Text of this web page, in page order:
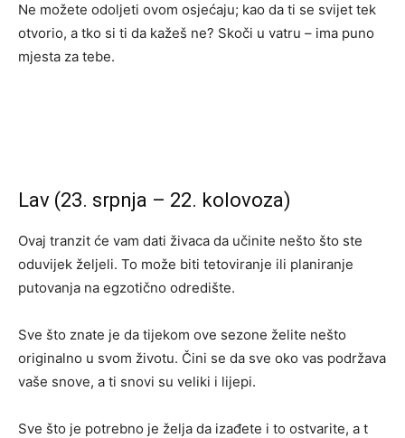
Ne možete odoljeti ovom osjećaju; kao da ti se svijet tek
otvorio, a tko si ti da kažeš ne? Skoči u vatru – ima puno
mjesta za tebe.
Lav (23. srpnja – 22. kolovoza)
Ovaj tranzit će vam dati živaca da učinite nešto što ste
oduvijek željeli. To može biti tetoviranje ili planiranje
putovanja na egzotično odredište.
Sve što znate je da tijekom ove sezone želite nešto
originalno u svom životu. Čini se da sve oko vas podržava
vaše snove, a ti snovi su veliki i lijepi.
Sve što je potrebno je želja da izađete i to ostvarite, a t